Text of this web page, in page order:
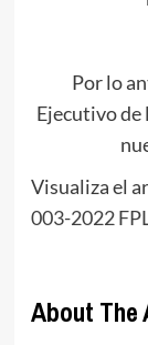
Por lo
Ejecutivo de
Visualiza el
003-2022
About The